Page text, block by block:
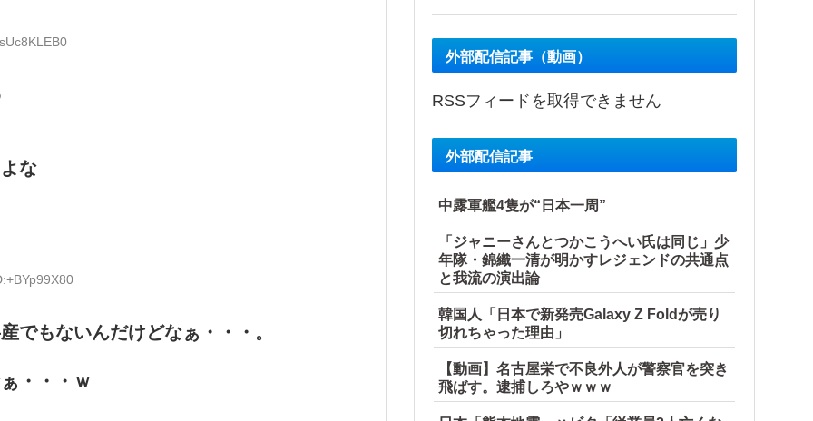
な
でもないんだけどなぁ・・・。
・・・ｗ
外部配信記事（動画）
RSSフィードを取得できません
外部配信記事
中露軍艦4隻が“日本一周”
「ジャニーさんとつかこうへい氏は同じ」少
年隊・錦織一清が明かすレジェンドの共通点
と我流の演出論
韓国人「日本で新発売Galaxy Z Foldが売り
切れちゃった理由」
【動画】名古屋栄で不良外人が警察官を突き
飛ばす。逮捕しろやｗｗｗ